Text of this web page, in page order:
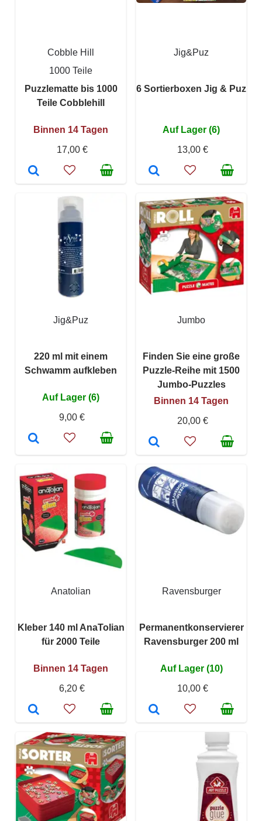
Cobble Hill
1000 Teile
Puzzlematte bis 1000
Teile Cobblehill
Binnen 14 Tagen
17,00 €
Jig&Puz
6 Sortierboxen Jig & Puz
Auf Lager (6)
13,00 €
Jig&Puz
220 ml mit einem
Schwamm aufkleben
Auf Lager (6)
9,00 €
Jumbo
Finden Sie eine große
Puzzle-Reihe mit 1500
Jumbo-Puzzles
Binnen 14 Tagen
20,00 €
Anatolian
Kleber 140 ml AnaTolian
für 2000 Teile
Binnen 14 Tagen
6,20 €
Ravensburger
Permanentkonservierer
Ravensburger 200 ml
Auf Lager (10)
10,00 €